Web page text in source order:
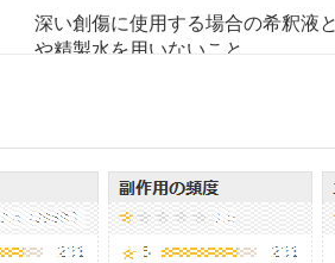
深い創傷に使用する場合の希釈液
や精製水を用いないこと。
14.2.1外用にのみ使用し、内服し
眼に入らないように注意す
と。